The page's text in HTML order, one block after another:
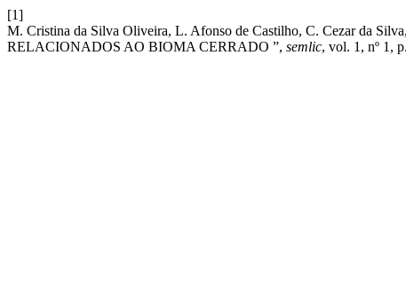
[1]
M. Cristina da Silva Oliveira, L. Afonso de Castilho, C. Cezar da
RELACIONADOS AO BIOMA CERRADO ”, semlic, vol. 1, nº 1,